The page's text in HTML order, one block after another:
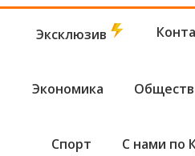
Эксклюзив
Экономика
Спорт С нами по